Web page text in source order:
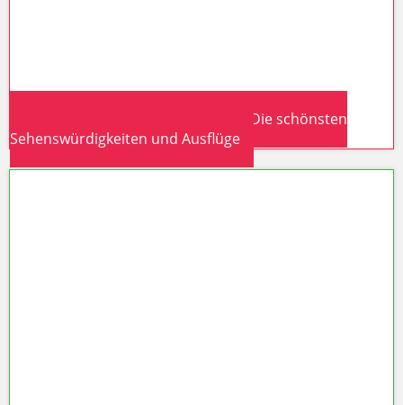
Antalya & Türkische Riviera 2026: Die schönsten
Sehenswürdigkeiten und Ausflüge